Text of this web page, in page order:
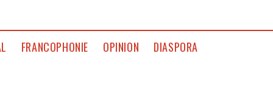
FRANCOPHONIE OPINION DIASPORA